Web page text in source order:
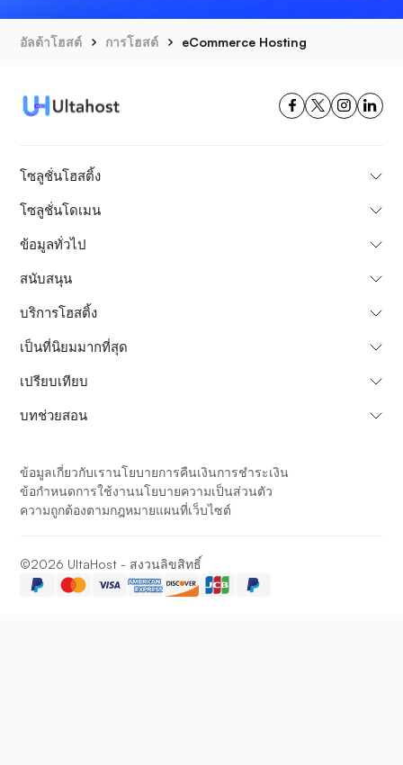
อัลต้าโฮสต์ การโฮสต์ eCommerce Hosting
โซลูชั่นโฮสติ้ง
โซลูชั่นโดเมน
ข้อมูลทั่วไป
สนับสนุน
บริการโฮสติ้ง
เป็นที่นิยมมากที่สุด
เปรียบเทียบ
บทช่วยสอน
ข้อมูลเกี่ยวกับเรานโยบายการคืนเงินการชำระเงิน
ข้อกำหนดการใช้งานนโยบายความเป็นส่วนตัว
ความถูกต้องตามกฎหมายแผนที่เว็บไซต์
©2026 UltaHost - สงวนลิขสิทธิ์